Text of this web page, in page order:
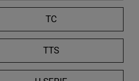
/
c
TC
TTS